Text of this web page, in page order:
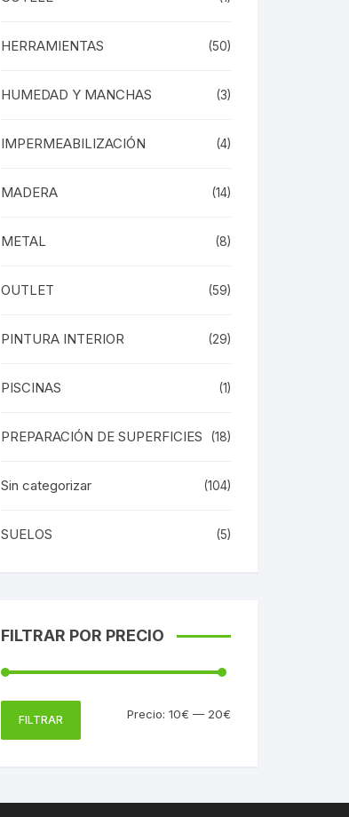
HERRAMIENTAS (50)
HUMEDAD Y MANCHAS (3)
IMPERMEABILIZACIÓN (4)
MADERA (14)
METAL (8)
OUTLET (59)
PINTURA INTERIOR (29)
PISCINAS (1)
PREPARACIÓN DE SUPERFICIES (18)
Sin categorizar (104)
SUELOS (5)
FILTRAR POR PRECIO
FILTRAR Precio: 10€ — 20€